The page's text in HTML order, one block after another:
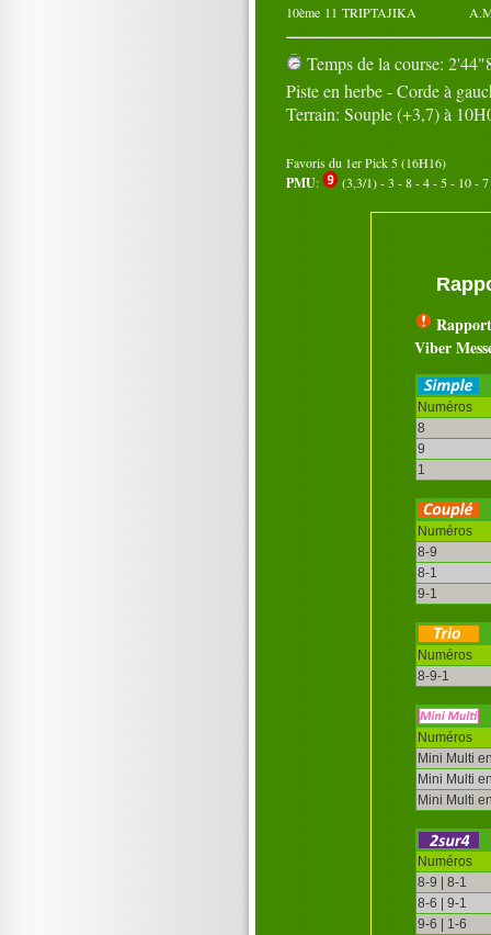
10ème 11 TRIPTAJIKA
Temps de la course:
Piste en herbe - Corde à
Terrain: Souple (+3,7) à
Favoris du 1er Pick 5 (16H16)
PMU: (3,3/1) - 3 - 8 - 4 - 5 - 10 -
Viber
Numéros
8
9
1
Numéros
8-9
8-1
9-1
Numéros
8-9-1
Numéros
Mini Multi
Mini Multi
Mini Multi
Numéros
8-9 | 8-1
8-6 | 9-1
9-6 | 1-6